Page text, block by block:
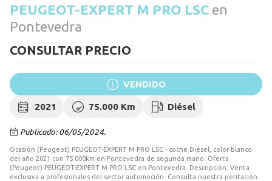
PEUGEOT-EXPERT M PRO LSC en
Pontevedra
CONSULTAR PRECIO
VENDIDO
2021 75.000 Km Diésel
Publicado: 06/05/2024.
Ocasión (Peugeot) PEUGEOT-EXPERT M PRO LSC - coche Diésel, color blanco
del año 2021 con 75.000km en Pontevedra de segunda mano. Oferta
(Peugeot) PEUGEOT-EXPERT M PRO LSC en Pontevedra. Descripción: Venta
exclusiva a profesionales del sector automoción. Consulta nuestra peritación